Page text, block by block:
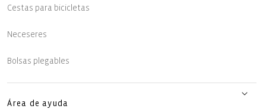
Cestas para bicicletas
Neceseres
Bolsas plegables
Área de ayuda